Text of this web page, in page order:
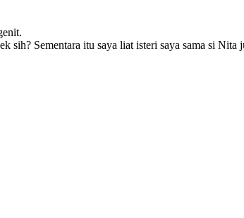
sih? Sementara itu saya liat isteri saya sama si